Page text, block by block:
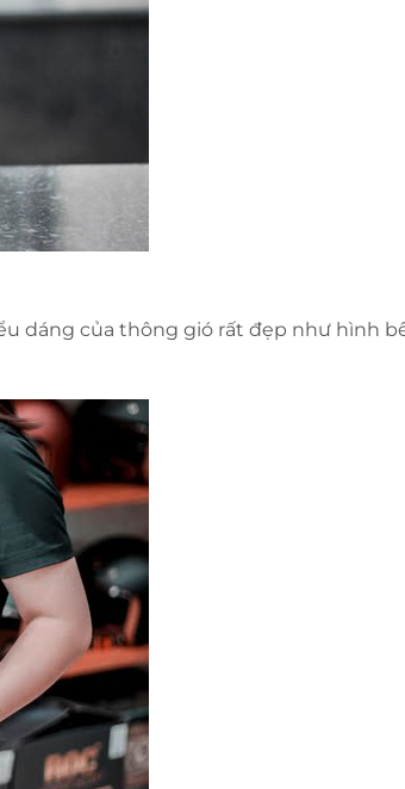
dáng của thông gió rất đẹp như hình